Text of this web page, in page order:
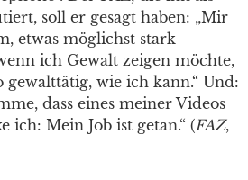
soll er gesagt haben: „Mir
etwas möglichst stark
ich Gewalt zeigen möchte,
gewalttätig, wie ich kann.“ Und:
dass eines meiner Videos
ich: Mein Job ist getan.“ (FAZ,